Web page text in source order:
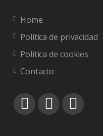
Home
Política de privacidad
Política de cookies
Contacto